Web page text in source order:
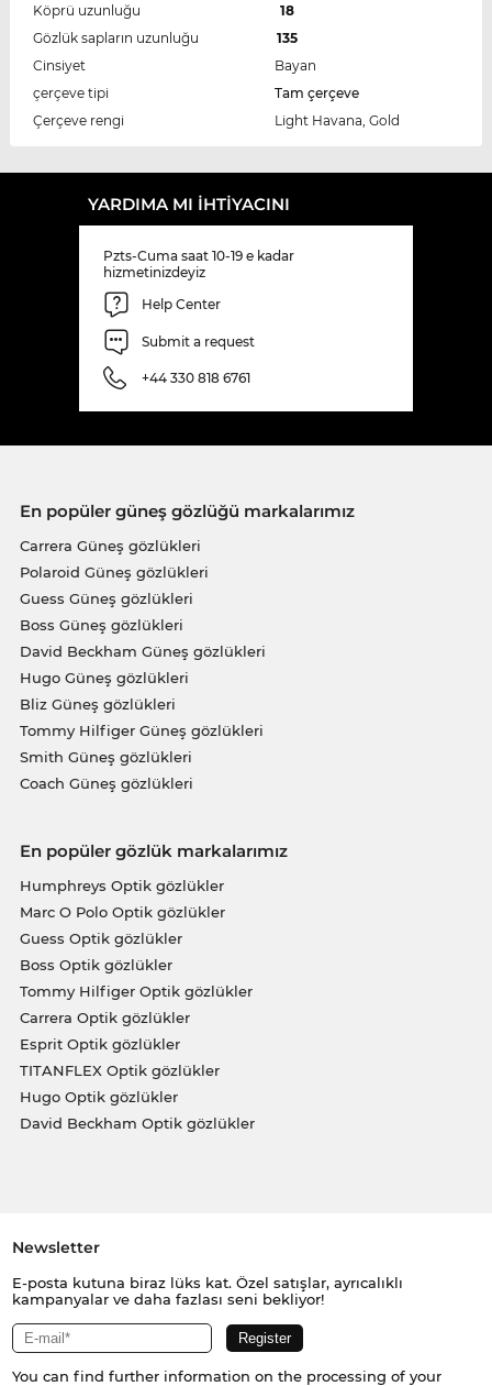
Köprü uzunluğu
18
Gözlük sapların uzunluğu
135
Cinsiyet
Bayan
çerçeve tipi
Tam çerçeve
Çerçeve rengi
Light Havana, Gold
YARDIMA MI IHTIYACINI
Pzts-Cuma saat 10-19 e kadar
hizmetinizdeyiz
Help Center
Submit a request
+44 330 818 6761
En popüler güneş gözlüğü markalarımız
Carrera Güneş gözlükleri
Polaroid Güneş gözlükleri
Guess Güneş gözlükleri
Boss Güneş gözlükleri
David Beckham Güneş gözlükleri
Hugo Güneş gözlükleri
Bliz Güneş gözlükleri
Tommy Hilfiger Güneş gözlükleri
Smith Güneş gözlükleri
Coach Güneş gözlükleri
En popüler gözlük markalarımız
Humphreys Optik gözlükler
Marc O Polo Optik gözlükler
Guess Optik gözlükler
Boss Optik gözlükler
Tommy Hilfiger Optik gözlükler
Carrera Optik gözlükler
Esprit Optik gözlükler
TITANFLEX Optik gözlükler
Hugo Optik gözlükler
David Beckham Optik gözlükler
Newsletter
E-posta kutuna biraz lüks kat. Özel satışlar, ayrıcalıklı
kampanyalar ve daha fazlası seni bekliyor!
You can find further information on the processing of your